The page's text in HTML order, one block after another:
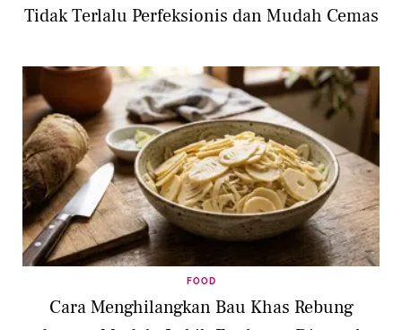
Tidak Terlalu Perfeksionis dan Mudah Cemas
FOOD
Cara Menghilangkan Bau Khas Rebung